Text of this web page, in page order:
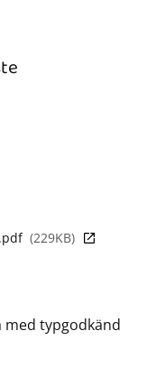
till i favoriter
229KB
typgodkänd